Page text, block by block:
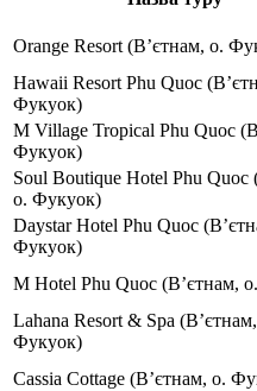
Orange Resort (В’єтнам, о.
Hawaii Resort Phu Quoc
Фукуок)
M Village Tropical Phu Quoc
Фукуок)
Soul Boutique Hotel Phu Quoc
о. Фукуок)
Daystar Hotel Phu Quoc
Фукуок)
M Hotel Phu Quoc (В’єтнам,
Lahana Resort & Spa
Фукуок)
Cassia Cottage (В’єтнам, о.